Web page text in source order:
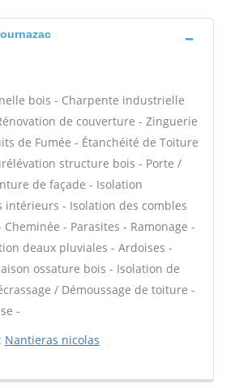
bois - Charpente industrielle
de couverture - Zinguerie
de Fumée - Étanchéité de Toiture
structure bois - Porte /
de façade - Isolation
- Isolation des combles
- Parasites - Ramonage -
deaux pluviales - Ardoises -
ossature bois - Isolation de
/ Démoussage de toiture -
-
Nantieras nicolas